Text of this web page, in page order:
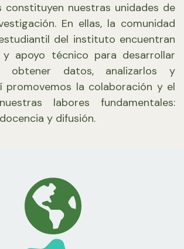
constituyen nuestras unidades de
En ellas, la comunidad
del instituto encuentran
y apoyo técnico para desarrollar
obtener datos, analizarlos y
promovemos la colaboración y el
labores fundamentales:
y difusión.